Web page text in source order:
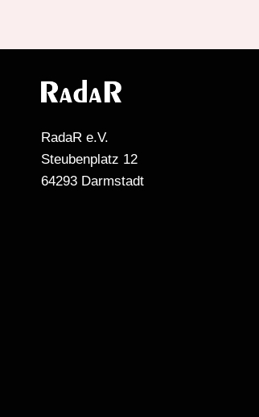
RadaR e.V.
Steubenplatz 12
64293 Darmstadt